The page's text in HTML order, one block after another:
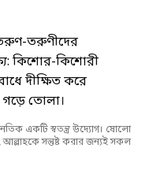
তরুণীদের
কিশোর-কিশোরী
দীক্ষিত করে
গড়ে তোলা।
একটি স্বতন্ত্র উদ্যোগ। ষোলো
আল্লাহকে সন্তুষ্ট করার জন্যই সকল